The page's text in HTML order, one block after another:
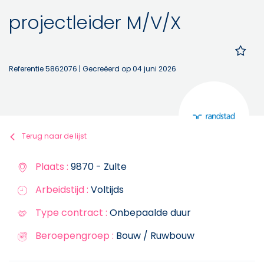
projectleider M/V/X
Referentie 5862076 | Gecreëerd op 04 juni 2026
Terug naar de lijst
Plaats : 9870 - Zulte
Arbeidstijd : Voltijds
Type contract : Onbepaalde duur
Beroepengroep : Bouw / Ruwbouw